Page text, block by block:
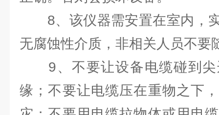
8、该仪器需安置在室内，
无腐蚀性介质，非相关人员不要
9、不要让设备电缆碰到尖
缘；不要让电缆压在重物之下